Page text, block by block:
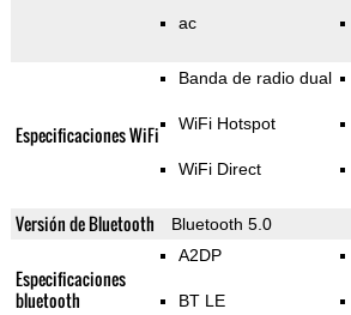
ac
Especificaciones WiFi
Banda de radio dual
WiFi Hotspot
WiFi Direct
Versión de Bluetooth Bluetooth 5.0
Especificaciones
bluetooth
A2DP
BT LE